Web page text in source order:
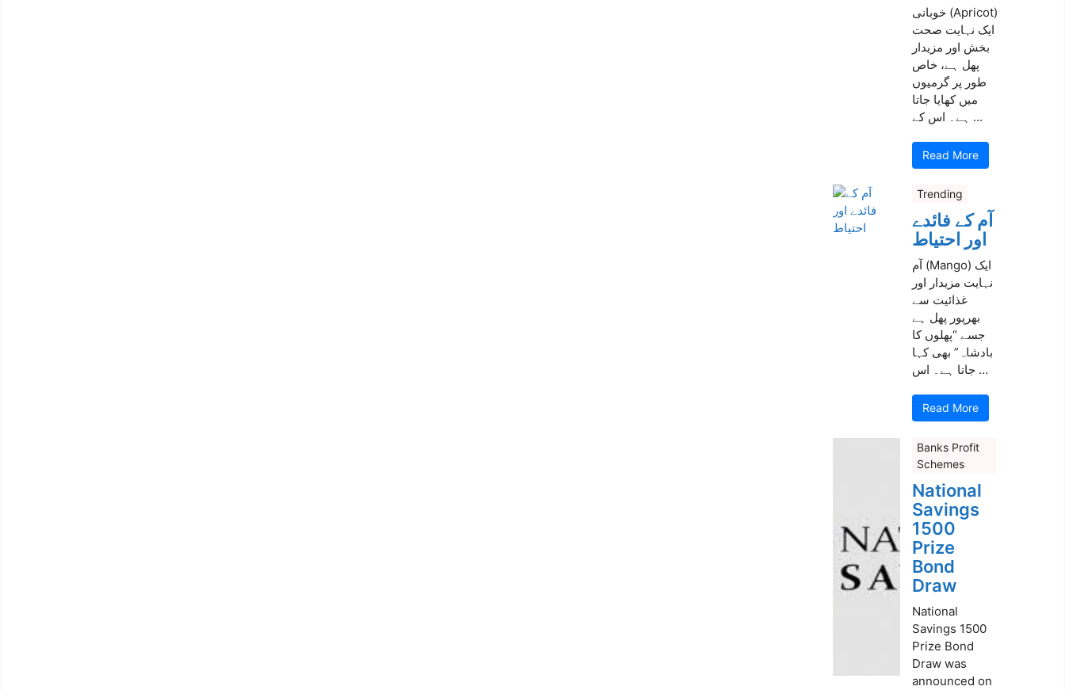
خوبانی (Apricot)
ایک نہایت صحت
بخش اور مزیدار
پھل ہے، خاص
طور پر گرمیوں
میں کھایا جاتا
ہے۔ اس کے ...
Read More
Trending
آم کے فائدے
اور احتیاط
آم (Mango) ایک
نہایت مزیدار اور
غذائیت سے
بھرپور پھل ہے
جسے “پھلوں کا
بادشاہ” بھی کہا
جاتا ہے۔ اس ...
Read More
Banks Profit
Schemes
National
Savings
1500
Prize
Bond
Draw
National
Savings 1500
Prize Bond
Draw was
announced on